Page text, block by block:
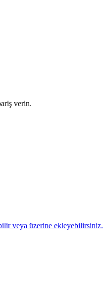
verin.
veya üzerine ekleyebilirsiniz.